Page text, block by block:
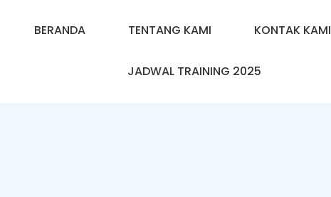
BERANDA TENTANG KAMI KONTAK KAMI
JADWAL TRAINING 2025